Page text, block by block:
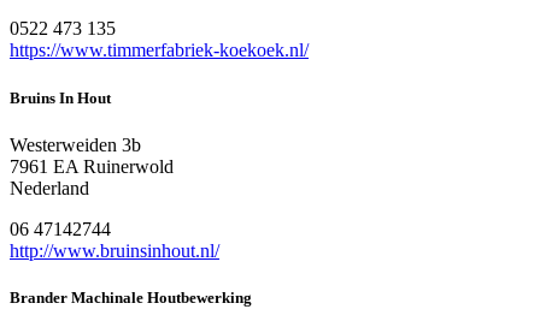
0522 473 135
https://www.timmerfabriek-koekoek.nl/
Bruins In Hout
Westerweiden 3b
7961 EA Ruinerwold
Nederland
06 47142744
http://www.bruinsinhout.nl/
Brander Machinale Houtbewerking